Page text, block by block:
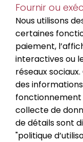
Fournir ou
Nous utilisons
certaines
paiement,
interactives ou
réseaux
des
fonctionnement
collecte de
de détails sont
"politique